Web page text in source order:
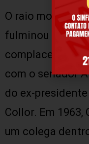
O raio
fulminou
complacente
com o senador
do ex-
Collor. Em
um colega